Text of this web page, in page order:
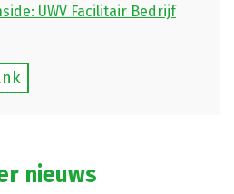
UWV Facilitair Bedrijf
nieuws